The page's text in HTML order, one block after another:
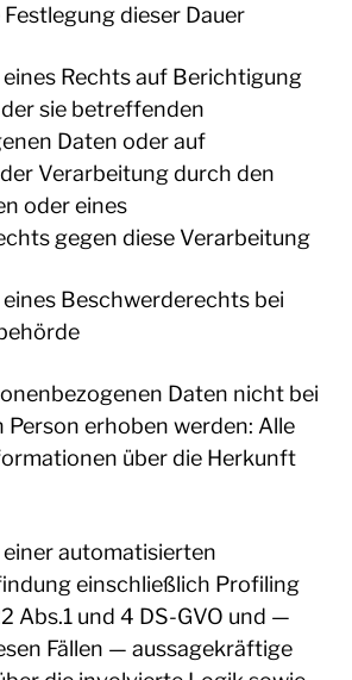
dieser Dauer
eines Rechts auf Berichtigung
sie betreffenden
Daten oder auf
Verarbeitung durch den
oder eines
gegen diese Verarbeitung
Beschwerderechts bei
Daten nicht bei
erhoben werden: Alle
über die Herkunft
einer automatisierten
einschließlich Profiling
Abs.1 und 4 DS-GVO und —
Fällen — aussagekräftige